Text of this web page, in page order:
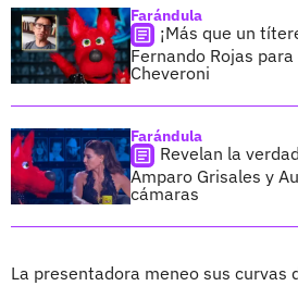
Farándula
¡Más que un
Fernando Rojas
Cheveroni
Farándula
Revelan la
Amparo Grisales y
cámaras
La presentadora meneo sus curvas